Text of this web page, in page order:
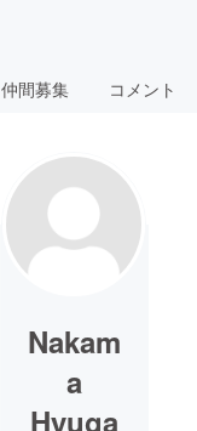
仲間募集 コメント
Nakam
a
Hyuga